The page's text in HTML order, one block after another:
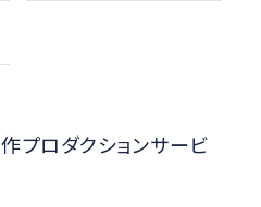
プロダクションサービ